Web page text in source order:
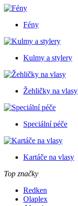
Fény
Kulmy a stylery
Žehličky na vlasy
Speciální péče
Kartáče na vlasy
Top značky
Redken
Olaplex